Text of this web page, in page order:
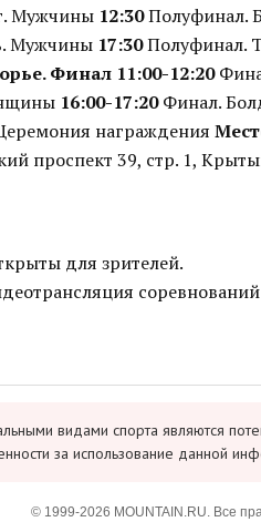
Мужчины 12:30Полуфинал.
Мужчины 17:30Полуфинал.
Финал 11:00-12:20
16:00-17:20Финал.
награждения
проспект 39, стр. 1,
для зрителей.
видами спорта являются
за использование данной
© 1999-2026 MOUNTAIN.RU. Все